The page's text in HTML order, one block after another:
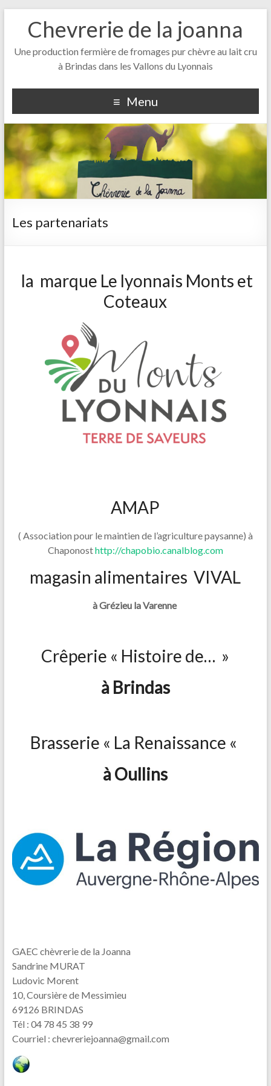
Chevrerie de la joanna
Une production fermière de fromages pur chèvre au lait cru
à Brindas dans les Vallons du Lyonnais
Menu
Les partenariats
la marque Le lyonnais Monts et
Coteaux
AMAP
( Association pour le maintien de l’agriculture paysanne) à
Chaponosthttp://chapobio.canalblog.com
magasin alimentaires VIVAL
à Grézieu la Varenne
Crêperie « Histoire de… »
à Brindas
Brasserie « La Renaissance «
à Oullins
GAEC chèvrerie de la Joanna
Sandrine MURAT
Ludovic Morent
10, Coursière de Messimieu
69126 BRINDAS
Tél : 04 78 45 38 99
Courriel : chevreriejoanna@gmail.com